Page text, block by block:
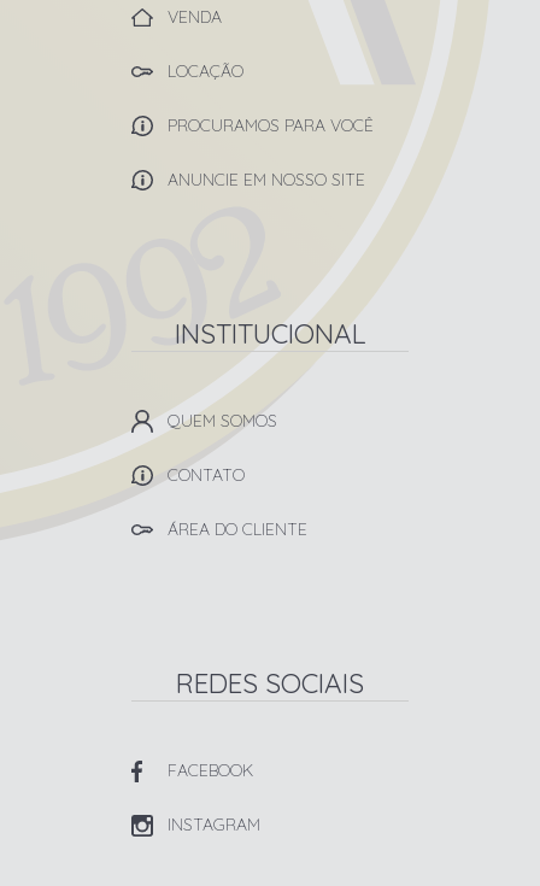
VENDA
LOCAÇÃO
PROCURAMOS PARA VOCÊ
ANUNCIE EM NOSSO SITE
INSTITUCIONAL
QUEM SOMOS
CONTATO
ÁREA DO CLIENTE
REDES SOCIAIS
FACEBOOK
INSTAGRAM